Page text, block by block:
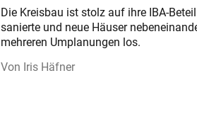
Die Kreisbau ist stolz auf ihre IBA-
sanierte und neue Häuser
mehreren Umplanungen los.
Iris Häfner